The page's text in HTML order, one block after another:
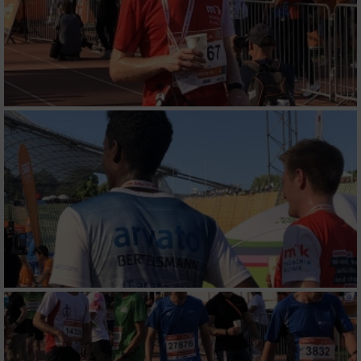
Messung der Werbeleistung
Messung der Performance von Inhalten
Analyse von Zielgruppen durch Statistiken
oder Kombinationen von Daten aus
verschiedenen Quellen
Entwicklung und Verbesserung der Angebote
Verwendung reduzierter Daten zur Auswahl
von Inhalten
IAB-Besonderheiten:
Verwendung genauer Standortdaten
Geräte anhand von aktiv angeforderten
Informationen identifizieren